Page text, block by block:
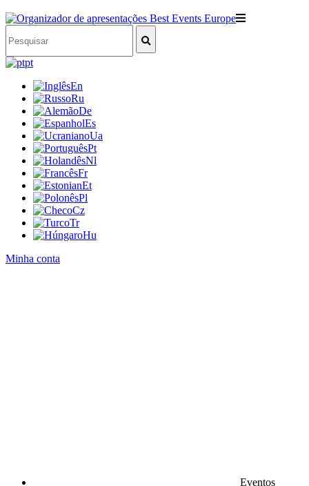
pt
En
Ru
De
Es
Ua
Pt
Nl
Fr
Et
Pl
Cz
Tr
Hu
Minha conta
Eventos